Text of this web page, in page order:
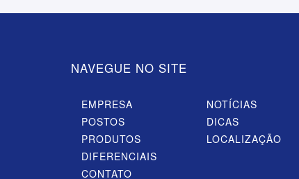
NAVEGUE NO SITE
EMPRESA
POSTOS
PRODUTOS
DIFERENCIAIS
CONTATO
NOTÍCIAS
DICAS
LOCALIZAÇÃO